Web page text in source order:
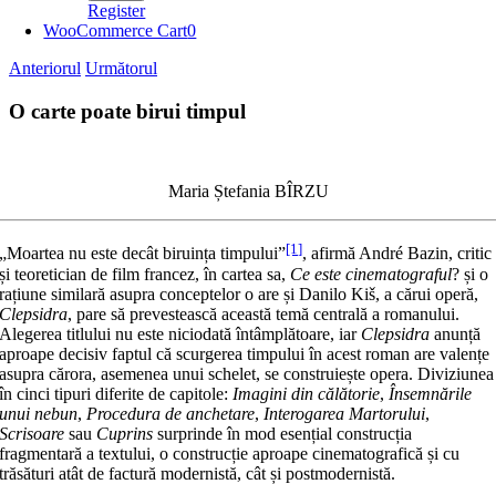
Register
WooCommerce Cart0
Anteriorul Următorul
O carte poate birui timpul
Maria Ștefania BÎRZU
„Moartea nu este decât biruința timpului”[1], afirmă André Bazin, critic
și teoretician de film francez, în cartea sa, Ce este cinematograful? și o
rațiune similară asupra conceptelor o are și Danilo Kiš, a cărui operă,
Clepsidra, pare să prevestească această temă centrală a romanului.
Alegerea titlului nu este niciodată întâmplătoare, iar Clepsidra anunță
aproape decisiv faptul că scurgerea timpului în acest roman are valențe
asupra cărora, asemenea unui schelet, se construiește opera. Diviziunea
în cinci tipuri diferite de capitole: Imagini din călătorie, Însemnările
unui nebun, Procedura de anchetare, Interogarea Martorului,
Scrisoare sau Cuprins surprinde în mod esențial construcția
fragmentară a textului, o construcție aproape cinematografică și cu
trăsături atât de factură modernistă, cât și postmodernistă.